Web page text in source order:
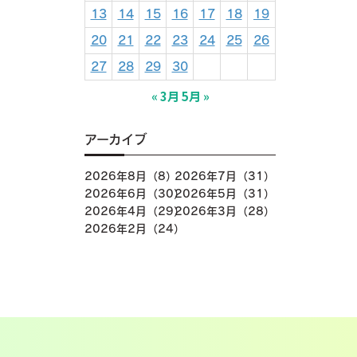
13 14 15 16 17 18 19
20 21 22 23 24 25 26
27 28 29 30
« 3月 5月 »
アーカイブ
2026年8月（8）2026年7月（31）
2026年6月（30）2026年5月（31）
2026年4月（29）2026年3月（28）
2026年2月（24）